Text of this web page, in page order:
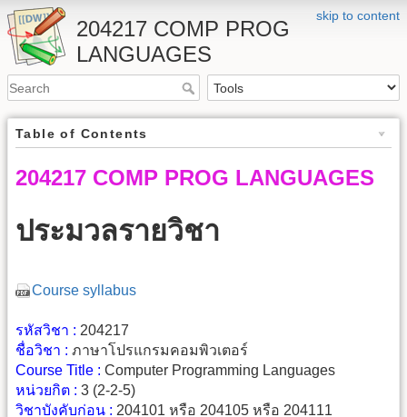
skip to content
204217 COMP PROG
LANGUAGES
Table of Contents
204217 COMP PROG LANGUAGES
ประมวลรายวิชา
Course syllabus
รหัสวิชา : 204217
ชื่อวิชา : ภาษาโปรแกรมคอมพิวเตอร์
Course Title : Computer Programming Languages
หน่วยกิต : 3 (2-2-5)
วิชาบังคับก่อน : 204101 หรือ 204105 หรือ 204111